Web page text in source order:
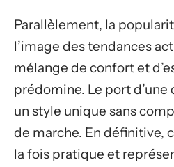
Parallèlement, la
l’image des tendances
mélange de confort et
prédomine. Le port
un style unique sans
de marche. En définitive,
la fois pratique et